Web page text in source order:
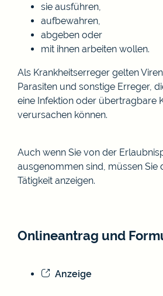
sie ausführen,
aufbewahren,
abgeben oder
mit ihnen arbeiten wollen.
Als Krankheitserreger gelten
Parasiten und sonstige Erreger,
eine Infektion oder übertragbare
verursachen können.
Auch wenn Sie von der
ausgenommen sind, müssen Sie
Tätigkeit anzeigen.
Onlineantrag und
Anzeige